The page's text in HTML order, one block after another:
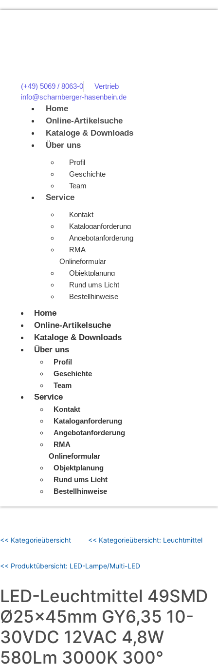
(+49) 5069 / 8063-0
Vertrieb
info@scharnberger-hasenbein.de
Home
Online-Artikelsuche
Kataloge & Downloads
Über uns
Profil
Geschichte
Team
Service
Kontakt
Kataloganforderung
Angebotanforderung
RMA
Onlineformular
Objektplanung
Rund ums Licht
Bestellhinweise
Home
Online-Artikelsuche
Kataloge & Downloads
Über uns
Profil
Geschichte
Team
Service
Kontakt
Kataloganforderung
Angebotanforderung
RMA
Onlineformular
Objektplanung
Rund ums Licht
Bestellhinweise
<< Kategorieübersicht << Kategorieübersicht: Leuchtmittel
<< Produktübersicht: LED-Lampe/Multi-LED
LED-Leuchtmittel 49SMD
Ø25x45mm GY6,35 10-
30VDC 12VAC 4,8W
580Lm 3000K 300°